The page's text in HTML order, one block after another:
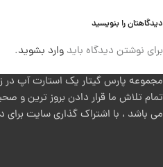
دیدگاهتان را بنویسید
برای نوشتن دیدگاه باید وارد بشوید.
مجموعه پارس گیتار یک استارت آپ
تمام تلاش ما قرار دادن بروز ترین و
می باشد ، با اشتراک گذاری سایت برای